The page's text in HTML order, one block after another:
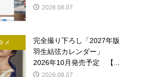
2026.08.07
メ
完全撮り下ろし「2027年版
羽生結弦カレンダー」
2026年10月発売予定 【...
2026.08.07